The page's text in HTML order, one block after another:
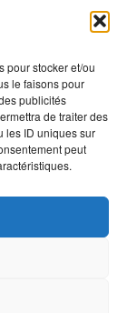
pour stocker et/ou
le faisons pour
publicités
de traiter des
les ID uniques sur
peut